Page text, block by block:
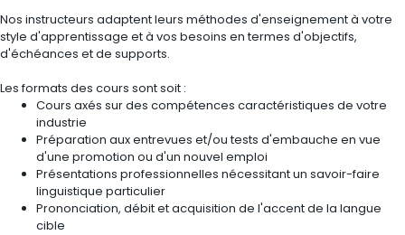
Nos instructeurs adaptent leurs méthodes d'enseignement à votre
style d'apprentissage et à vos besoins en termes d'objectifs,
d'échéances et de supports.
Les formats des cours sont soit :
Cours axés sur des compétences caractéristiques de votre
industrie
Préparation aux entrevues et/ou tests d'embauche en vue
d'une promotion ou d'un nouvel emploi
Présentations professionnelles nécessitant un savoir-faire
linguistique particulier
Prononciation, débit et acquisition de l'accent de la langue
cible